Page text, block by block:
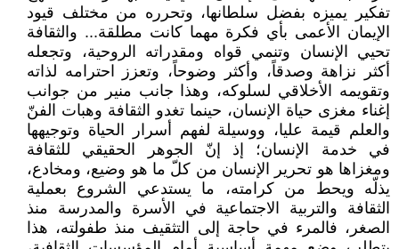
تفكير يميزه بفضل سلطانها، وتحرره من مختلف قيود
الإيمان الأعمى بأي فكرة مهما كانت مطلقة... والثقافة
تحيي الإنسان وتنمي قواه ومقدراته الروحية، وتجعله
أكثر نزاهة وصدقاً، وأكثر وضوحاً، وتعزز احترامه لذاته
وتقويمه الأخلاقي لسلوكه، وهذا جانب منير من جوانب
إغناء مغزى حياة الإنسان، حينما تغدو الثقافة وهبات الفنّ
والعلم قيمة عليا، ووسيلة لفهم أسرار الحياة وتوجيهها
في خدمة الإنسان؛ إذ إنّ الجوهر الحقيقي للثقافة
ومغزاها هو تحرير الإنسان من كلّ ما هو وضيع، ومخادع،
يذلّه ويحط من كرامته، ما يستدعي الشروع بعملية
الثقافة والتربية الاجتماعية في الأسرة والمدرسة منذ
الصغر، فالمرء في حاجة إلى التثقيف منذ طفولته، هذا